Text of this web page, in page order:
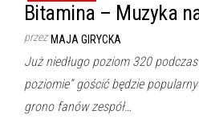
Bitamina – Muzyka
przez MAJA GIRYCKA
Już niedługo poziom 320
poziomie” gościć będzie
grono fanów zespół…